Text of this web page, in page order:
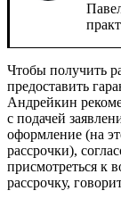
Чтобы получить
предоставить
Андрейкин
с подачей
оформление (на
рассрочки),
присмотреться к
рассрочку,